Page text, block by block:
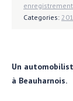
enregistrement
Categories:
Un
à Beauharnois.